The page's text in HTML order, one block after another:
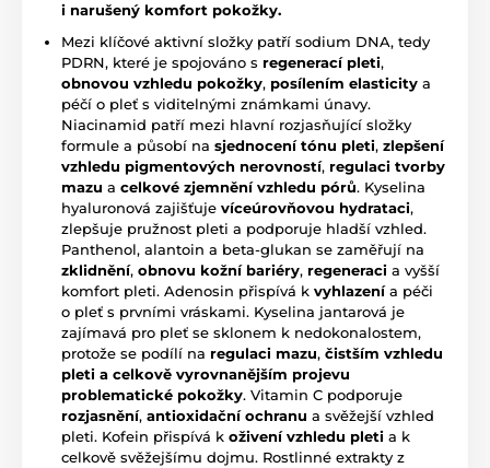
i narušený komfort pokožky.
Mezi klíčové aktivní složky patří sodium DNA, tedy
PDRN, které je spojováno s regenerací pleti,
obnovou vzhledu pokožky, posílením elasticity a
péčí o pleť s viditelnými známkami únavy.
Niacinamid patří mezi hlavní rozjasňující složky
formule a působí na sjednocení tónu pleti, zlepšení
vzhledu pigmentových nerovností, regulaci tvorby
mazu a celkové zjemnění vzhledu pórů. Kyselina
hyaluronová zajišťuje víceúrovňovou hydrataci,
zlepšuje pružnost pleti a podporuje hladší vzhled.
Panthenol, alantoin a beta-glukan se zaměřují na
zklidnění, obnovu kožní bariéry, regeneraci a vyšší
komfort pleti. Adenosin přispívá k vyhlazenía péči
o pleť s prvními vráskami. Kyselina jantarová je
zajímavá pro pleť se sklonem k nedokonalostem,
protože se podílí na regulaci mazu, čistším vzhledu
pleti a celkově vyrovnanějším projevu
problematické pokožky. Vitamin C podporuje
rozjasnění, antioxidační ochranu a svěžejší vzhled
pleti. Kofein přispívá k oživení vzhledu pleti a k
celkově svěžejšímu dojmu. Rostlinné extrakty z